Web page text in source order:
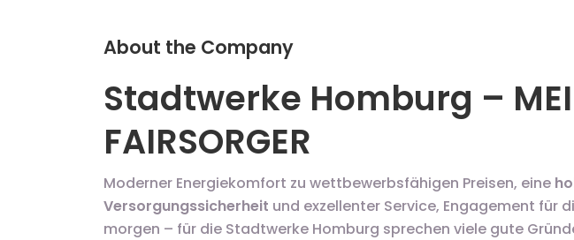
About the Company
Stadtwerke Homburg –
FAIRSORGER
Moderner Energiekomfort zu wettbewerbsfähigen Preisen, eine
Versorgungssicherheit und exzellenter Service, Engagement für
morgen – für die Stadtwerke Homburg sprechen viele gute